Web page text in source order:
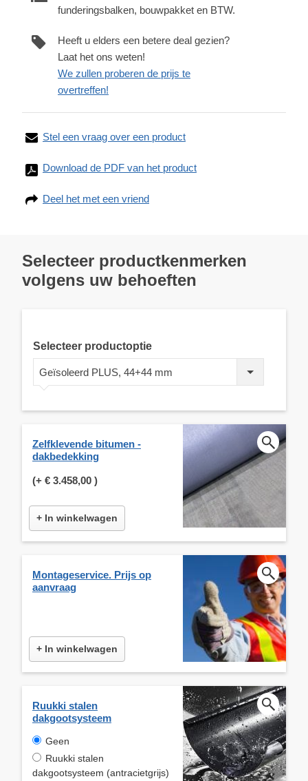
funderingsbalken, bouwpakket en BTW.
Heeft u elders een betere deal gezien?
Laat het ons weten!
We zullen proberen de prijs te
overtreffen!
Stel een vraag over een product
Download de PDF van het product
Deel het met een vriend
Selecteer productkenmerken
volgens uw behoeften
Selecteer productoptie
Geïsoleerd PLUS, 44+44 mm
Zelfklevende bitumen -
dakbedekking
(+ € 3.458,00 )
+ In winkelwagen
Montageservice. Prijs op
aanvraag
+ In winkelwagen
Ruukki stalen
dakgootsysteem
Geen
Ruukki stalen
dakgootsysteem (antracietgrijs)